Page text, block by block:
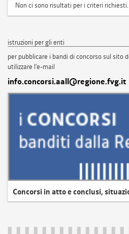
Non ci sono risultati per i criteri richiesti.
istruzioni per gli enti
per pubblicare i bandi di concorso sul sito
utilizzare l'e-mail
info.concorsi.aall@regione.fvg.it
Concorsi in atto e conclusi,